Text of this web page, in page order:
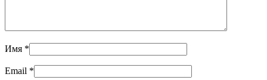
Имя *
Email *